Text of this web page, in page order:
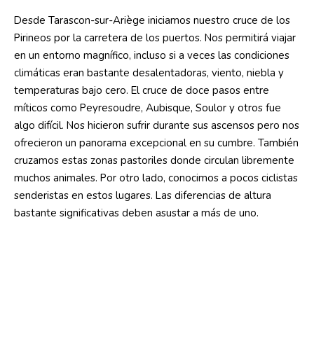
Desde Tarascon-sur-Ariège iniciamos nuestro cruce de los
Pirineos por la carretera de los puertos. Nos permitirá viajar
en un entorno magnífico, incluso si a veces las condiciones
climáticas eran bastante desalentadoras, viento, niebla y
temperaturas bajo cero. El cruce de doce pasos entre
míticos como Peyresoudre, Aubisque, Soulor y otros fue
algo difícil. Nos hicieron sufrir durante sus ascensos pero nos
ofrecieron un panorama excepcional en su cumbre. También
cruzamos estas zonas pastoriles donde circulan libremente
muchos animales. Por otro lado, conocimos a pocos ciclistas
senderistas en estos lugares. Las diferencias de altura
bastante significativas deben asustar a más de uno.